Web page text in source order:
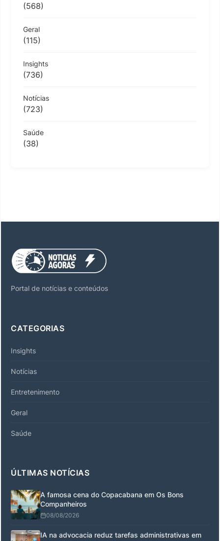
(568)
Geral
(115)
Insights
(736)
Notícias
(723)
Saúde
(38)
Portal de notícias e conteúdos
CATEGORIAS
Insights
Notícias
Entretenimento
Geral
Saúde
ÚLTIMAS NOTÍCIAS
A famosa cena do Copacabana em Os Bons
Companheiros
08/08/2026
IA na advocacia reduz tarefas administrativas em